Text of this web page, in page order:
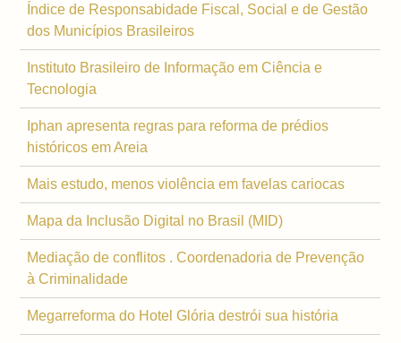
Índice de Responsabidade Fiscal, Social e de Gestão
dos Municípios Brasileiros
Instituto Brasileiro de Informação em Ciência e
Tecnologia
Iphan apresenta regras para reforma de prédios
históricos em Areia
Mais estudo, menos violência em favelas cariocas
Mapa da Inclusão Digital no Brasil (MID)
Mediação de conflitos . Coordenadoria de Prevenção
à Criminalidade
Megarreforma do Hotel Glória destrói sua história